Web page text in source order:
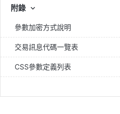
附錄
參數加密方式說明
交易訊息代碼一覽表
CSS參數定義列表